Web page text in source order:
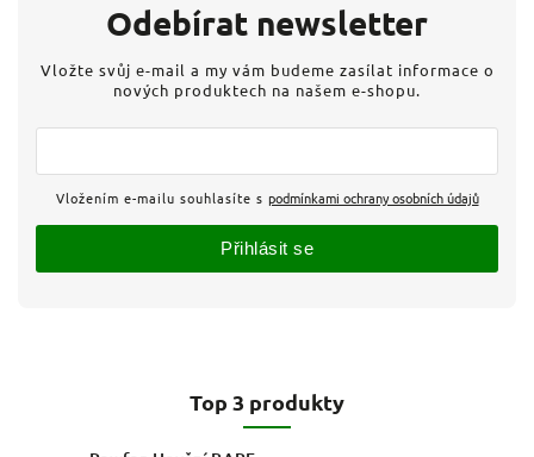
Top 3 produkty
Odebírat newsletter
Vložte svůj e-mail a my vám budeme zasílat informace o
nových produktech na našem e-shopu.
Vložením e-mailu souhlasíte s podmínkami ochrany osobních údajů
Přihlásit se